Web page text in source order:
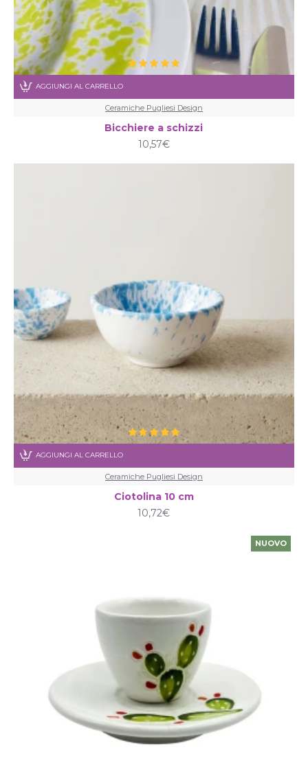
Ceramiche Pugliesi Design
Bicchiere a schizzi
10,57€
AGGIUNGI AL CARRELLO
Ceramiche Pugliesi Design
Ciotolina 10 cm
10,72€
AGGIUNGI AL CARRELLO
NUOVO